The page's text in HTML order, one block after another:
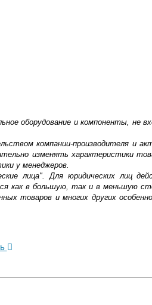
оборудование и компоненты, не
компании-производителя и
изменять характеристики
у менеджеров.
лица". Для юридических лиц
как в большую, так и в меньшую
товаров и многих других